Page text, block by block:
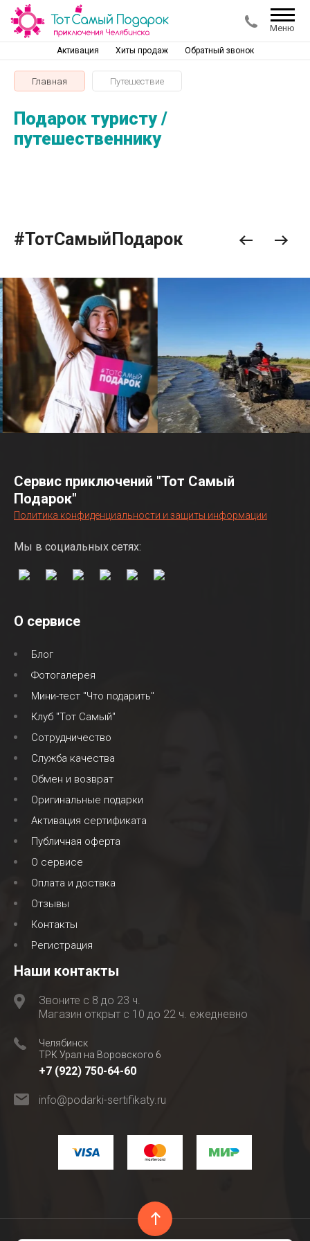
Меню
Активация Хиты продаж Обратный звонок
Главная Путешествие
Подарок туристу /
путешественнику
#ТотСамыйПодарок
Сервис приключений "Тот Самый
Подарок"
Политика конфиденциальности и защиты информации
Мы в социальных сетях:
О сервисе
Блог
Фотогалерея
Мини-тест "Что подарить"
Клуб "Тот Самый"
Сотрудничество
Служба качества
Обмен и возврат
Оригинальные подарки
Активация сертификата
Публичная оферта
О сервисе
Оплата и доствка
Отзывы
Контакты
Регистрация
Наши контакты
Звоните с 8 до 23 ч.
Магазин открыт с 10 до 22 ч. ежедневно
Челябинск
ТРК Урал на Воровского 6
+7 (922) 750-64-60
info@podarki-sertifikaty.ru